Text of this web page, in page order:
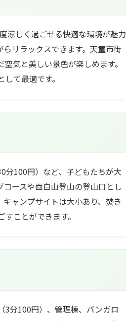
涼しく過ごせる快適な環境が魅力
リラックスできます。天童市街
気と美しい景色が楽しめます。
て最適です。
分100円）など、子どもたちが大
ースや面白山登山の登山口とし
ャンプサイトは大小あり、焚き
ことができます。
3分100円）、管理棟、バンガロ